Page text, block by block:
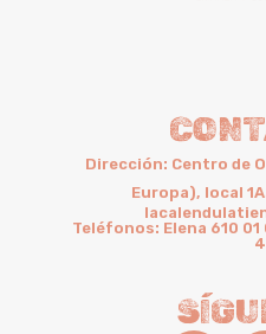
Dirección: Centro de
Europa), local
Teléfonos: Elena 610